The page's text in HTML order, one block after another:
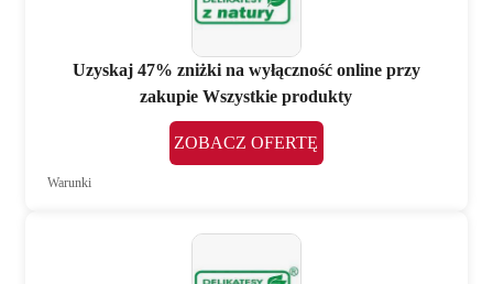
Uzyskaj 47% zniżki na wyłączność online przy
zakupie Wszystkie produkty
ZOBACZ OFERTĘ
Warunki